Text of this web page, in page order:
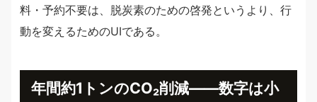
料・予約不要は、脱炭素のための啓発というより、行
動を変えるためのUIである。
年間約1トンのCO₂削減——数字は小